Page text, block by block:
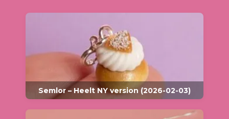
Semlor – Heelt NY version (2026-02-03)